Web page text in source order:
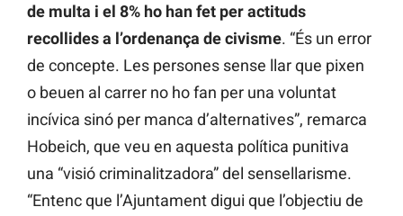
de multa i el 8% ho han fet per actituds
recollides a l’ordenança de civisme. “És un error
de concepte. Les persones sense llar que pixen
o beuen al carrer no ho fan per una voluntat
incívica sinó per manca d’alternatives”, remarca
Hobeich, que veu en aquesta política punitiva
una “visió criminalitzadora” del sensellarisme.
“Entenc que l’Ajuntament digui que l’objectiu de